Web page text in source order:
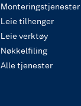
Monteringstjenester
Leie tilhenger
Leie verktøy
Nøkkelfiling
Alle tjenester